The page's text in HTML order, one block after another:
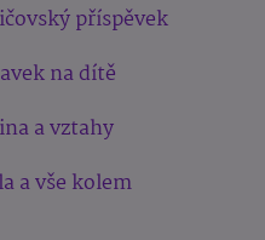
příspěvek
na dítě
a vztahy
a vše kolem